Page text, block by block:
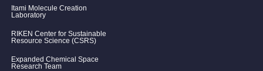
Itami Molecule Creation
Laboratory
RIKEN Center for Sustainable
Resource Science (CSRS)
Expanded Chemical Space
Research Team